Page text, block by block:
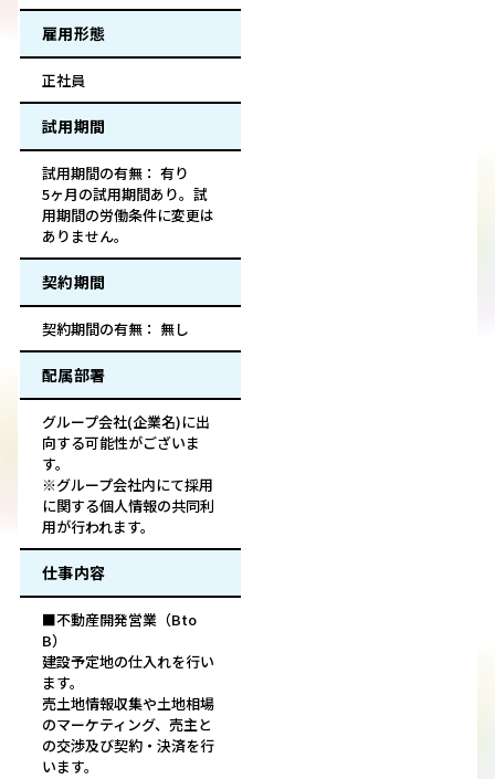
雇用形態
正社員
試用期間
試用期間の有無： 有り
5ヶ月の試用期間あり。試
用期間の労働条件に変更は
ありません。
契約期間
契約期間の有無： 無し
配属部署
グループ会社(企業名)に出
向する可能性がございま
す。
※グループ会社内にて採用
に関する個人情報の共同利
用が行われます。
仕事内容
■不動産開発営業（Bto
B）
建設予定地の仕入れを行い
ます。
売土地情報収集や土地相場
のマーケティング、売主と
の交渉及び契約・決済を行
います。